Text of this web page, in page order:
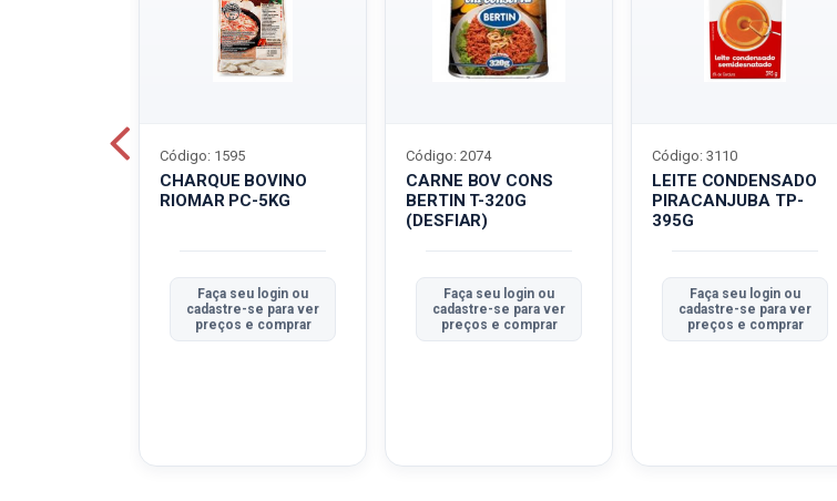
CHARQUE BOVINO
RIOMAR PC-5KG
Código: 1595
Faça seu login ou
cadastre-se para ver
preços e comprar
CARNE BOV CONS
BERTIN T-320G
(DESFIAR)
Código: 2074
Faça seu login ou
cadastre-se para ver
preços e comprar
LEITE CONDENSADO
PIRACANJUBA TP-
395G
Código: 3110
Faça seu login ou
cadastre-se para ver
preços e comprar